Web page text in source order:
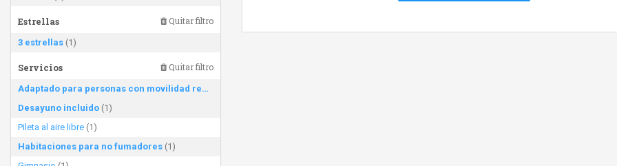
Estrellas Quitar filtro
3 estrellas (1)
Servicios Quitar filtro
Adaptado para personas con movilidad reducida
Desayuno incluido (1)
Pileta al aire libre (1)
Habitaciones para no fumadores (1)